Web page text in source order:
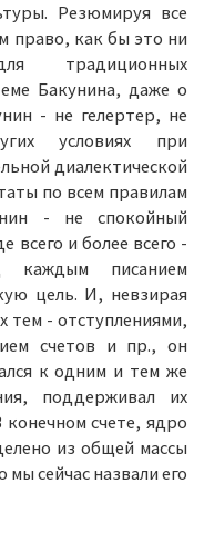
Резюмируя все
право, как бы это ни
традиционных
Бакунина, даже о
- не гелертер, не
условиях при
диалектической
по всем правилам
- не спокойный
и более всего -
каждым писанием
цель. И, невзирая
тем - отступлениями,
счетов и пр., он
к одним и тем же
поддерживал их
счете, ядро
из общей массы
сейчас назвали его